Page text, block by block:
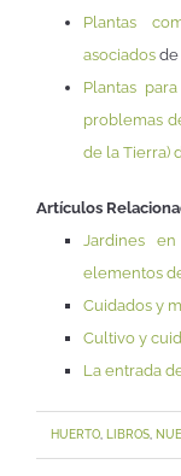
Plantas
asociados de
Plantas
problemas
de la Tierra)
Artículos
Jardines
elementos
Cuidados y
Cultivo y
La entrada
HUERTO LIBROS